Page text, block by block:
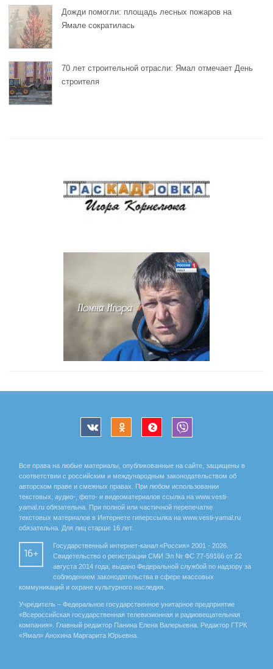
Дожди помогли: площадь лесных пожаров на
Ямале сократилась
70 лет строительной отрасли: Ямал отмечает День
строителя
Все права на любые материалы, опубликованные на сайте, защищены в
соответствии с российским и международным законодательством об
авторском праве и смежных правах. При любом использовании
текстовых, аудио-, фото- и видеоматериалов ссылка на www.vesti-
yamal.ru обязательна. При полной или частичной перепечатке
текстовых материалов в Интернете гиперссылка на www.vesti-yamal.ru
обязательна. Для лиц старше 16 лет.
16+
Государственный интернет-канал «Россия» 2001 - 2026.
Свидетельство о регистрации СМИ Эл № ФС 77-59166 от 22
августа 2014 года, выдано Федеральной службой по надзору за
соблюдением законодательства в сфере массовых
коммуникаций и охране культурного наследия.
Учредитель – Федеральное государственное унитарное предприятие
«Всероссийская государственная телевизионная и радиовещательная
компания». Главный редактор Панина Елена Валерьевна. Редактор ГТРК
«Ямал» Анохина Маргарита Юрьевна.